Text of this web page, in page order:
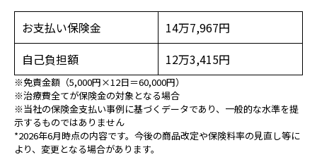
お支払い保険金
14万7,967円
自己負担額
12万3,415円
※免責金額（5,000円×12日＝60,000円）
※治療費全てが保険金の対象となる場合
※当社の保険金支払い事例に基づくデータであり、一般的な水準を提
示するものではありません
*2026年6月時点の内容です。今後の商品改定や保険料率の見直し等に
より、変更となる場合があります。